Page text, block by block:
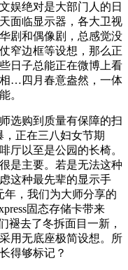
娱绝对是大部门人的日
面临显示器，各大卫视
剧和偶像剧，总感觉没
窄边框等设想，那么正
日子总能正在微博上看
…四月春意盎然，一体
。
购到质量有保障的扫
正在三八妇女节期
厅以至是公园的长椅。
是主要。若是无法这种
这种最先辈的显示手
年，我们为大师分享的
固态存储卡带来
褪去了冬拆面目一新，
用无底座极简设想。所
得够标记？